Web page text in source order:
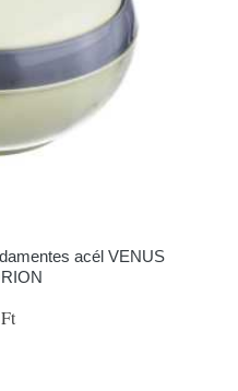
acél VENUS